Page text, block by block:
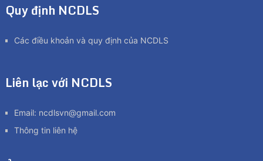
Quy định NCDLS
Các điều khoản và quy định của NCDLS
Liên lạc với NCDLS
Email: ncdlsvn@gmail.com
Thông tin liên hệ